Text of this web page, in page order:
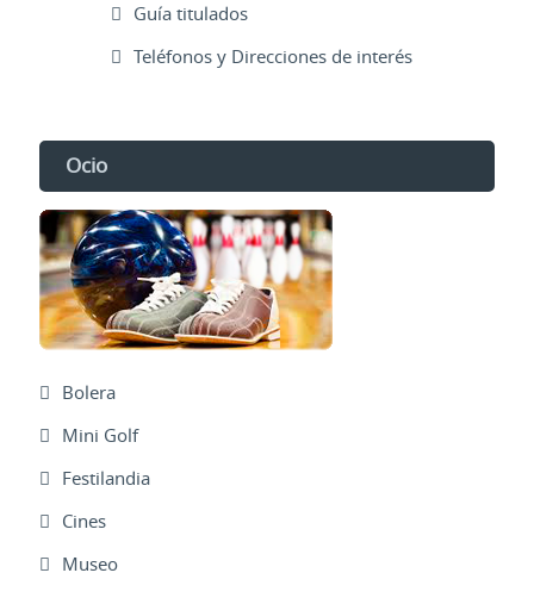
Guía titulados
Teléfonos y Direcciones de interés
Ocio
Bolera
Mini Golf
Festilandia
Cines
Museo